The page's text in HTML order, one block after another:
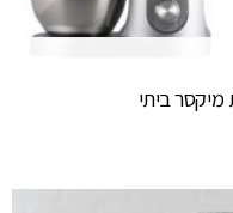
ביתי